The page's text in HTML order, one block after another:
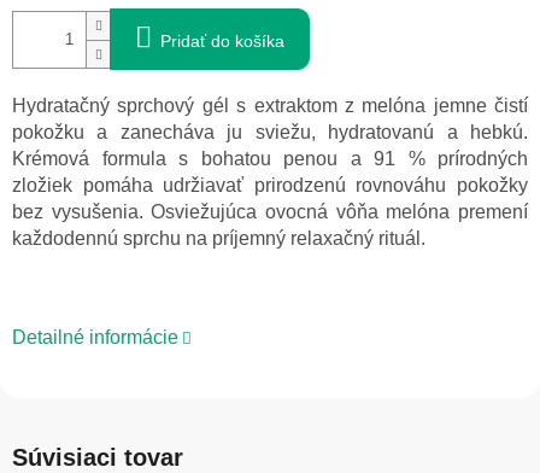
Pridať do košíka
Hydratačný sprchový gél s extraktom z melóna jemne čistí
pokožku a zanecháva ju sviežu, hydratovanú a hebkú.
Krémová formula s bohatou penou a 91 % prírodných
zložiek pomáha udržiavať prirodzenú rovnováhu pokožky
bez vysušenia. Osviežujúca ovocná vôňa melóna premení
každodennú sprchu na príjemný relaxačný rituál.
Detailné informácie
Súvisiaci tovar